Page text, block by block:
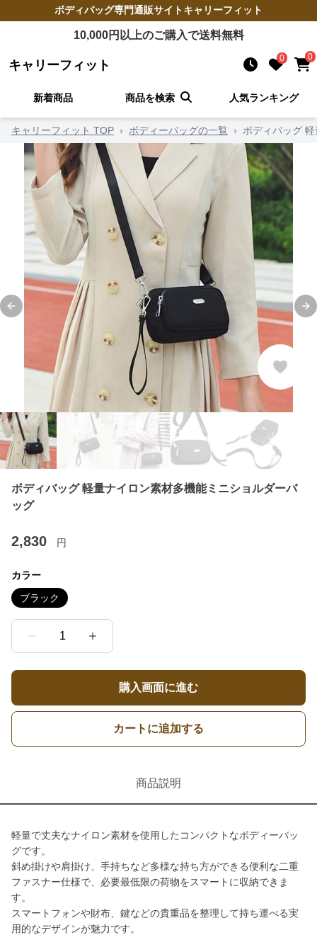
ボディバッグ専門通販サイトキャリーフィット
10,000円以上のご購入で送料無料
キャリーフィット 0 0
新着商品 商品を検索 人気ランキング
キャリーフィット TOP › ボディーバッグの一覧 › ボディバッグ
Previous slide
ボディバッグ 軽量ナイロン素材多機能ミニショルダーバ
ッグ
2,830 円
カラー
ブラック
1
購入画面に進む
カートに追加する
商品説明
軽量で丈夫なナイロン素材を使用したコンパクトなボディーバッ
グです。
斜め掛けや肩掛け、手持ちなど多様な持ち方ができる便利な二重
ファスナー仕様で、必要最低限の荷物をスマートに収納できま
す。
スマートフォンや財布、鍵などの貴重品を整理して持ち運べる実
用的なデザインが魅力です。